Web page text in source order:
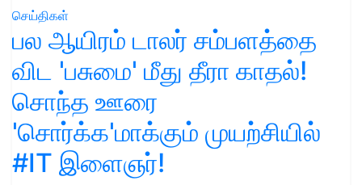
செய்திகள்
பல ஆயிரம் டாலர் சம்பளத்தை
விட 'பசுமை' மீது தீரா காதல்!
சொந்த ஊரை
'சொர்க்க'மாக்கும் முயற்சியில்
#IT இளைஞர்!